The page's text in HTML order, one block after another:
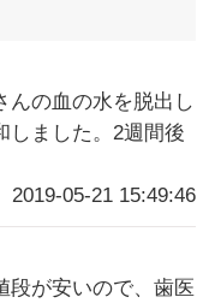
んの血の水を脱出し
しました。2週間後
2019-05-21 15:49:46
段が安いので、歯医